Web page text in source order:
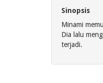
Sinopsis
Minami
Dia lalu
terjadi.